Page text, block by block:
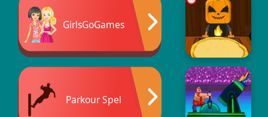
GirlsGoGames
Parkour Spel